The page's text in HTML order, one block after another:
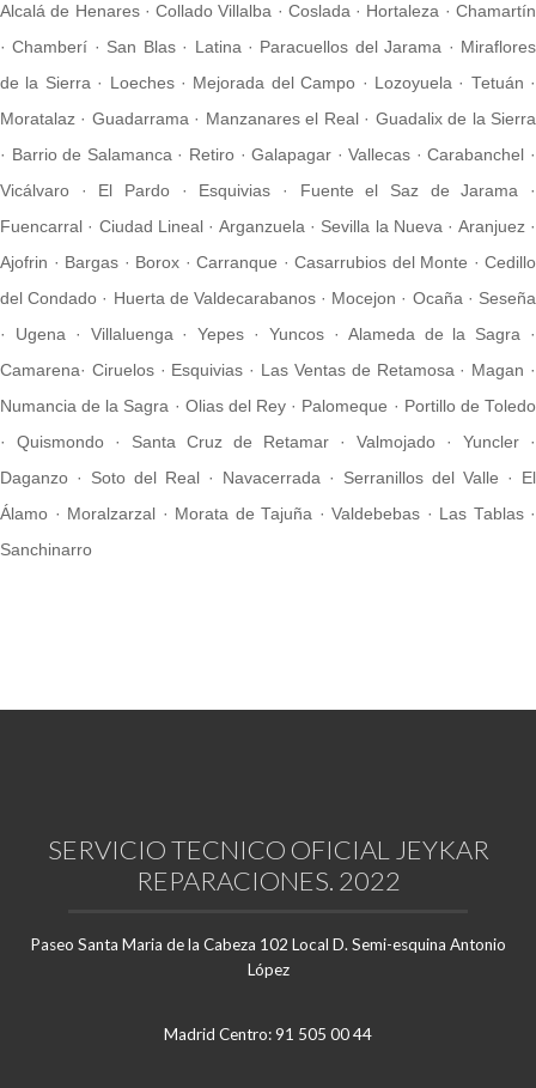
Alcalá de Henares·Collado Villalba · Coslada · Hortaleza ·Chamartín
·Chamberí · San Blas· Latina · Paracuellos del Jarama · Miraflores
de la Sierra · Loeches· Mejorada del Campo · Lozoyuela · Tetuán ·
Moratalaz · Guadarrama · Manzanares el Real· Guadalix de la Sierra
· Barrio de Salamanca · Retiro·Galapagar ·Vallecas ·Carabanchel ·
Vicálvaro · El Pardo · Esquivias · Fuente el Saz de Jarama ·
Fuencarral · Ciudad Lineal · Arganzuela · Sevilla la Nueva · Aranjuez·
Ajofrin · Bargas · Borox · Carranque · Casarrubios del Monte · Cedillo
del Condado · Huerta de Valdecarabanos· Mocejon · Ocaña · Seseña
· Ugena · Villaluenga ·Yepes · Yuncos· Alameda de la Sagra ·
Camarena· Ciruelos· Esquivias · Las Ventas de Retamosa · Magan ·
Numancia de la Sagra · Olias del Rey · Palomeque · Portillo de Toledo
· Quismondo · Santa Cruz de Retamar · Valmojado · Yuncler ·
Daganzo · Soto del Real · Navacerrada · Serranillos del Valle · El
Álamo · Moralzarzal · Morata de Tajuña · Valdebebas · Las Tablas·
Sanchinarro
SERVICIO TECNICO OFICIAL JEYKAR
REPARACIONES. 2022
Paseo Santa Maria de la Cabeza 102 Local D. Semi-esquina Antonio
López
Madrid Centro: 91 505 00 44